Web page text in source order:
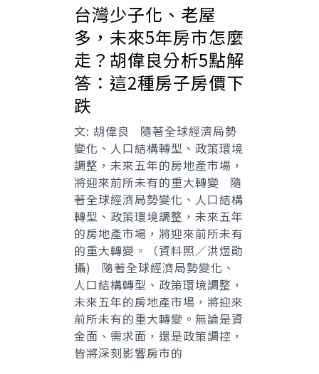
台灣少子化、老屋
多，未來5年房市怎麼
走？胡偉良分析5點解
答：這2種房子房價下
跌
文: 胡偉良 隨著全球經濟局勢
變化、人口結構轉型、政策環境
調整，未來五年的房地產市場，
將迎來前所未有的重大轉變 隨
著全球經濟局勢變化、人口結構
轉型、政策環境調整，未來五年
的房地產市場，將迎來前所未有
的重大轉變。（資料照／洪煜勛
攝) 隨著全球經濟局勢變化、
人口結構轉型、政策環境調整，
未來五年的房地產市場，將迎來
前所未有的重大轉變。無論是資
金面、需求面，還是政策調控，
皆將深刻影響房市的